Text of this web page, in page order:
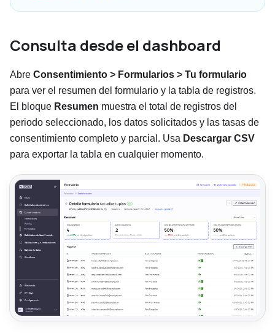
Consulta desde el dashboard
Abre Consentimiento > Formularios > Tu formulario
para ver el resumen del formulario y la tabla de registros.
El bloque Resumen muestra el total de registros del
periodo seleccionado, los datos solicitados y las tasas de
consentimiento completo y parcial. Usa Descargar CSV
para exportar la tabla en cualquier momento.